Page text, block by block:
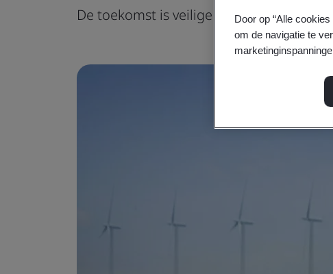
De toekomst is veilige en duurzame
Door op “Alle
om de navigatie te